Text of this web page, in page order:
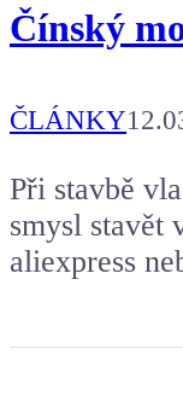
Čínský
ČLÁNKY
Při stavbě
smysl stavět
aliexpress